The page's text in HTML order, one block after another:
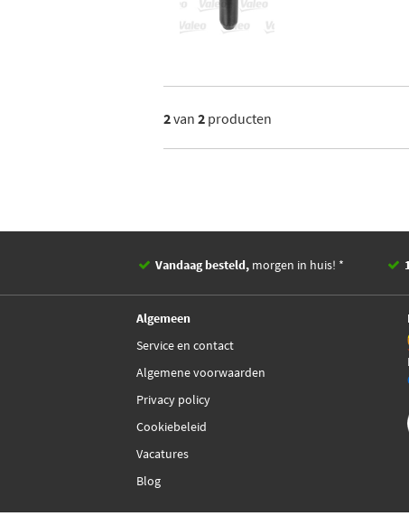
2van 2 producten
Vandaag besteld, morgen in huis! *
Algemeen
Service en contact
Algemene voorwaarden
Privacy policy
Cookiebeleid
Vacatures
Blog